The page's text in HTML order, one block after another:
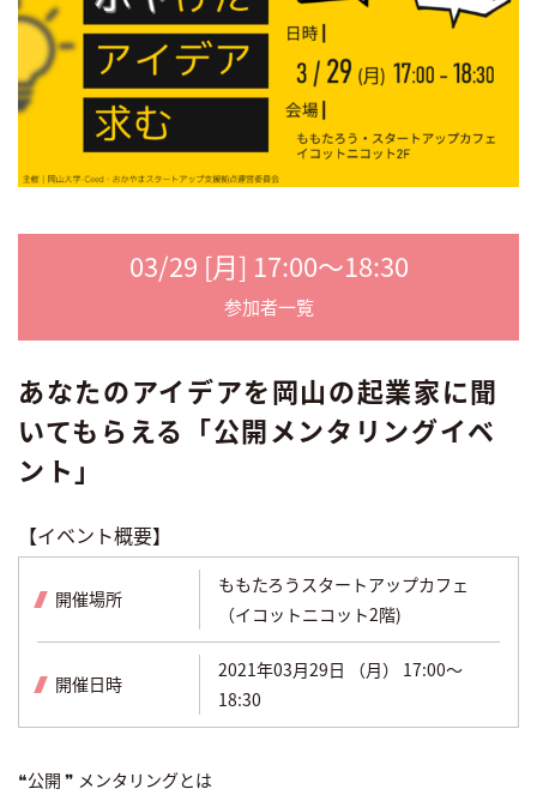
03/29 [月] 17:00～18:30
参加者一覧
あなたのアイデアを岡山の起業家に聞
いてもらえる「公開メンタリングイベ
ント」
【イベント概要】
開催場所
ももたろうスタートアップカフェ
（イコットニコット2階)
開催日時
2021年03月29日 （月） 17:00～
18:30
❝公開 ❞ メンタリングとは